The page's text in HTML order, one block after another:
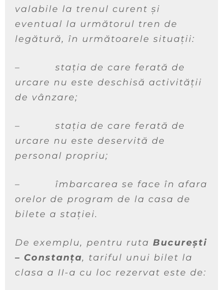
valabile la trenul curent și
eventual la următorul tren de
legătură, în următoarele situații:
– stația de care ferată de
urcare nu este deschisă activității
de vânzare;
– stația de care ferată de
urcare nu este deservită de
personal propriu;
– îmbarcarea se face în afara
orelor de program de la casa de
bilete a stației.
De exemplu, pentru ruta București
– Constanța, tariful unui bilet la
clasa a II-a cu loc rezervat este de: